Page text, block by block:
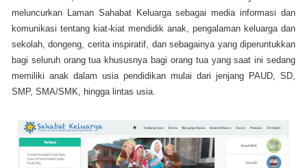
meluncurkan Laman Sahabat Keluarga sebagai media informasi dan
komunikasi tentang kiat-kiat mendidik anak, pengalaman keluarga dan
sekolah, dongeng, cerita inspiratif, dan sebagainya yang diperuntukkan
bagi seluruh orang tua khususnya bagi orang tua yang saat ini sedang
memiliki anak dalam usia pendidikan mulai dari jenjang PAUD, SD,
SMP, SMA/SMK, hingga lintas usia.